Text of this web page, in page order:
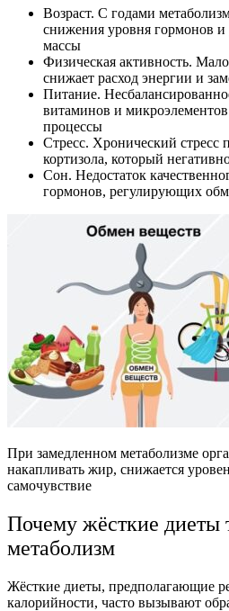
Возраст. С годами
снижения уровня гормонов
массы
Физическая активность.
снижает расход энергии и
Питание.
витаминов и
процессы
Стресс. Хронический стресс
кортизола, который
Сон. Недостаток
гормонов, регулирующих
При замедленном метаболизме
накапливать жир, снижается
самочувствие
Почему жёсткие диеты
метаболизм
Жёсткие диеты, предполагающие
калорийности, часто вызывают